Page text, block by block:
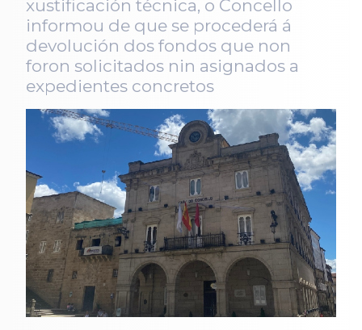
xustificación técnica, o Concello
informou de que se procederá á
devolución dos fondos que non
foron solicitados nin asignados a
expedientes concretos